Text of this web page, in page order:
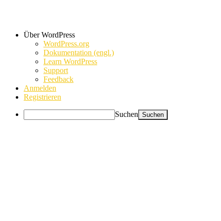
Über WordPress
WordPress.org
Dokumentation (engl.)
Learn WordPress
Support
Feedback
Anmelden
Registrieren
Suchen